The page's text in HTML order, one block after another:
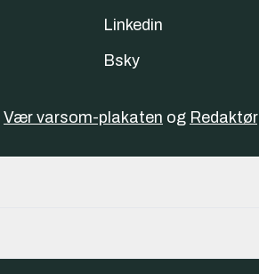
Linkedin
Bsky
Vær varsom-plakaten og